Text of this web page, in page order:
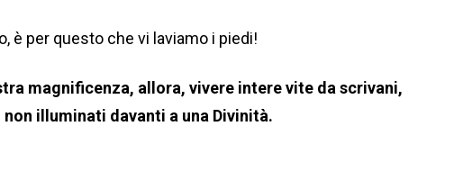
è per questo che vi laviamo i piedi!
magnificenza, allora, vivere intere vite da scrivani,
illuminati davanti a una Divinità.